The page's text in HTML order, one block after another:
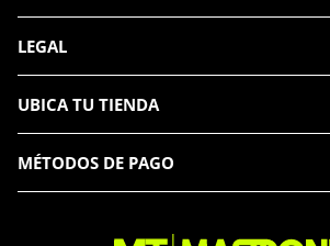
LEGAL
UBICA TU TIENDA
MÉTODOS DE PAGO